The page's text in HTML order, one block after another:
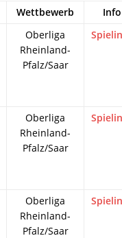
Wettbewerb
Info
Oberliga
Rheinland-
Pfalz/Saar
Oberliga
Rheinland-
Pfalz/Saar
Oberliga
Rheinland-
Pfalz/Saar